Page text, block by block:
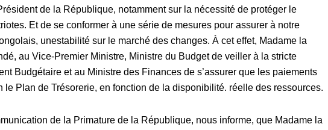
de la République, notamment sur la nécessité de protéger le
Et de se conformer à une série de mesures pour assurer à notre
unestabilité sur le marché des changes. À cet effet, Madame la
au Vice-Premier Ministre, Ministre du Budget de veiller à la stricte
Budgétaire et au Ministre des Finances de s’assurer que les paiements
le Plan de Trésorerie, en fonction de la disponibilité. réelle des ressources.
de la Primature de la République, nous informe, que Madame la